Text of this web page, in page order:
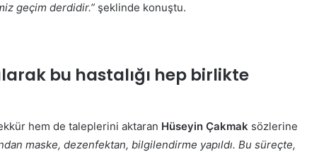
geçim derdidir.” şeklinde konuştu.
bu hastalığı hep birlikte
hem de taleplerini aktaran Hüseyin Çakmak sözlerine
maske, dezenfektan, bilgilendirme yapıldı. Bu süreçte,